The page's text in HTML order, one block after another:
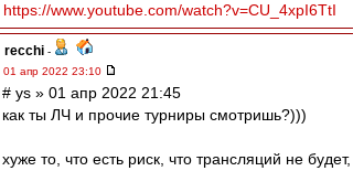
https://www.youtube.com/watch?v=CU_4xpI6TtI
recchi -
01 апр 2022 23:10
# ys » 01 апр 2022 21:45
как ты ЛЧ и прочие турниры смотришь?)))
хуже то, что есть риск, что трансляций не будет,